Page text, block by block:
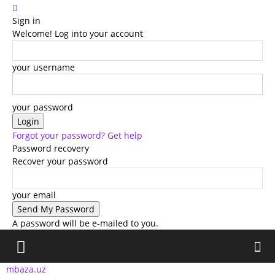
Sign in
Welcome! Log into your account
your username
your password
Forgot your password? Get help
Password recovery
Recover your password
your email
A password will be e-mailed to you.
mbaza.uz